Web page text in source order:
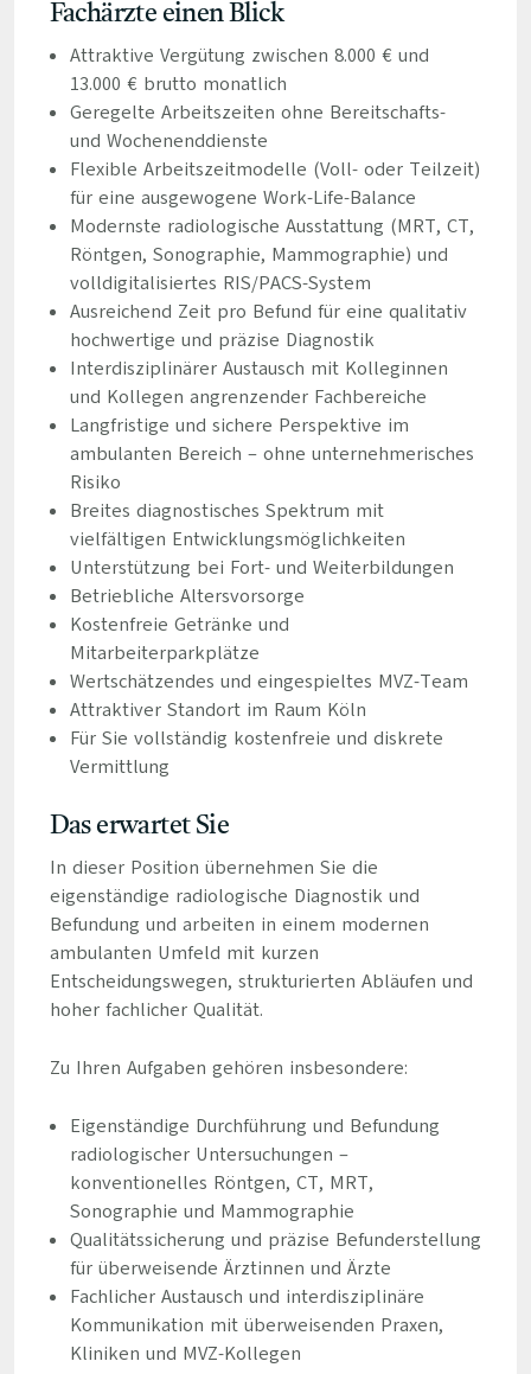
Fachärzte einen Blick
Attraktive Vergütung zwischen 8.000 € und
13.000 € brutto monatlich
Geregelte Arbeitszeiten ohne Bereitschafts-
und Wochenenddienste
Flexible Arbeitszeitmodelle (Voll- oder Teilzeit)
für eine ausgewogene Work-Life-Balance
Modernste radiologische Ausstattung (MRT, CT,
Röntgen, Sonographie, Mammographie) und
volldigitalisiertes RIS/PACS-System
Ausreichend Zeit pro Befund für eine qualitativ
hochwertige und präzise Diagnostik
Interdisziplinärer Austausch mit Kolleginnen
und Kollegen angrenzender Fachbereiche
Langfristige und sichere Perspektive im
ambulanten Bereich – ohne unternehmerisches
Risiko
Breites diagnostisches Spektrum mit
vielfältigen Entwicklungsmöglichkeiten
Unterstützung bei Fort- und Weiterbildungen
Betriebliche Altersvorsorge
Kostenfreie Getränke und
Mitarbeiterparkplätze
Wertschätzendes und eingespieltes MVZ-Team
Attraktiver Standort im Raum Köln
Für Sie vollständig kostenfreie und diskrete
Vermittlung
Das erwartet Sie
In dieser Position übernehmen Sie die
eigenständige radiologische Diagnostik und
Befundung und arbeiten in einem modernen
ambulanten Umfeld mit kurzen
Entscheidungswegen, strukturierten Abläufen und
hoher fachlicher Qualität.
Zu Ihren Aufgaben gehören insbesondere:
Eigenständige Durchführung und Befundung
radiologischer Untersuchungen –
konventionelles Röntgen, CT, MRT,
Sonographie und Mammographie
Qualitätssicherung und präzise Befunderstellung
für überweisende Ärztinnen und Ärzte
Fachlicher Austausch und interdisziplinäre
Kommunikation mit überweisenden Praxen,
Kliniken und MVZ-Kollegen